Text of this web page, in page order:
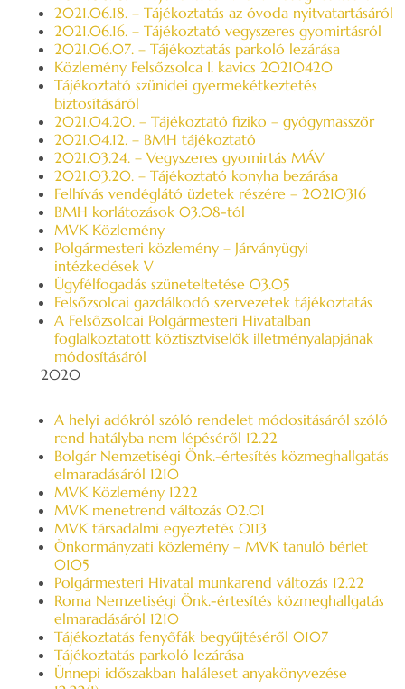
2021.06.18. – Tájékoztatás az óvoda nyitvatartásáról
2021.06.16. – Tájékoztató vegyszeres gyomirtásról
2021.06.07. – Tájékoztatás parkoló lezárása
Közlemény Felsőzsolca I. kavics 20210420
Tájékoztató szünidei gyermekétkeztetés
biztosításáról
2021.04.20. – Tájékoztató fiziko – gyógymasszőr
2021.04.12. – BMH tájékoztató
2021.03.24. – Vegyszeres gyomirtás MÁV
2021.03.20. – Tájékoztató konyha bezárása
Felhívás vendéglátó üzletek részére – 20210316
BMH korlátozások 03.08-tól
MVK Közlemény
Polgármesteri közlemény – Járványügyi
intézkedések V
Ügyfélfogadás szüneteltetése 03.05
Felsőzsolcai gazdálkodó szervezetek tájékoztatás
A Felsőzsolcai Polgármesteri Hivatalban
foglalkoztatott köztisztviselők illetményalapjának
módosításáról
2020
A helyi adókról szóló rendelet módositásáról szóló
rend hatályba nem lépéséről 12.22
Bolgár Nemzetiségi Önk.-értesítés közmeghallgatás
elmaradásáról 1210
MVK Közlemény 1222
MVK menetrend változás 02.01
MVK társadalmi egyeztetés 0113
Önkormányzati közlemény – MVK tanuló bérlet
0105
Polgármesteri Hivatal munkarend változás 12.22
Roma Nemzetiségi Önk.-értesítés közmeghallgatás
elmaradásáról 1210
Tájékoztatás fenyőfák begyűjtéséről 0107
Tájékoztatás parkoló lezárása
Ünnepi időszakban haláleset anyakönyvezése